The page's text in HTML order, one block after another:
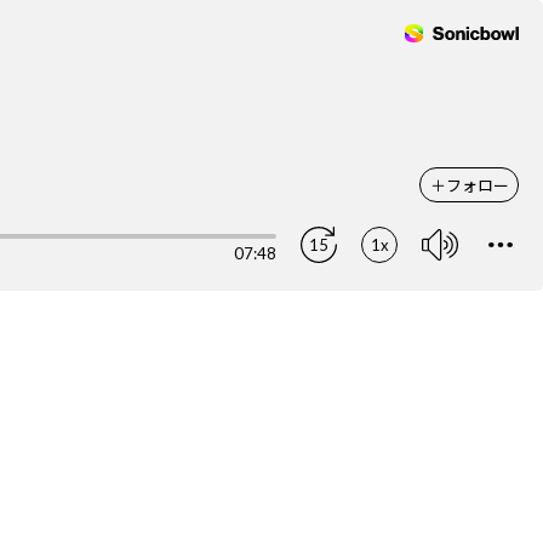
＋フォロー
07:48 15 1x